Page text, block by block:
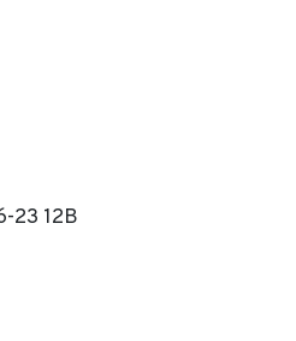
23 12В